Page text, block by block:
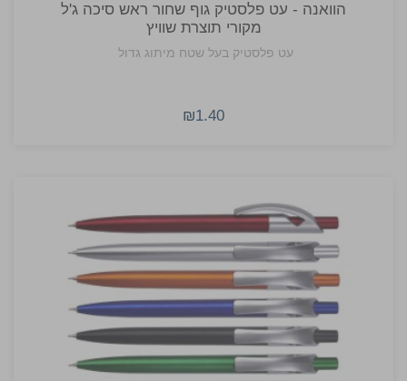
הוואנה - עט פלסטיק גוף שחור ראש סיכה ג'ל
מקורי תוצרת שוויץ
עט פלסטיק בעל שטח מיתוג גדול
₪1.40